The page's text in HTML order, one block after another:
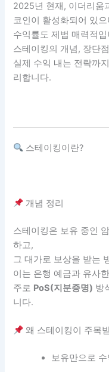
2025년 현재, 이더리움
코인이 활성화되어 있으
수익률도 제법 매력적입
스테이킹의 개념, 장단
실제 수익 내는 전략까
리합니다.
스테이킹이란?
개념 정리
스테이킹은 보유 중인
하고,
그 대가로 보상을 받는
이는 은행 예금과 유사
주로 PoS(지분증명) 방
니다.
왜 스테이킹이 주목
보유만으로